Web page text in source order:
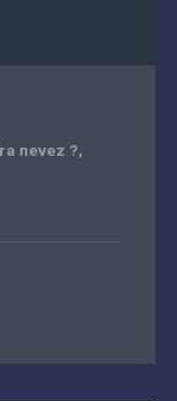
nevez ?,